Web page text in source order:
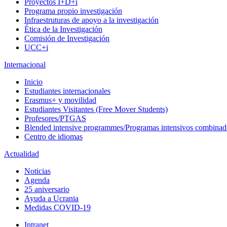
Proyectos I+D+i
Programa propio investigación
Infraestruturas de apoyo a la investigación
Ética de la Investigación
Comisión de Investigación
UCC+i
Internacional
Inicio
Estudiantes internacionales
Erasmus+ y movilidad
Estudiantes Visitantes (Free Mover Students)
Profesores/PTGAS
Blended intensive programmes/Programas intensivos
Centro de idiomas
Actualidad
Noticias
Agenda
25 aniversario
Ayuda a Ucrania
Medidas COVID-19
Intranet